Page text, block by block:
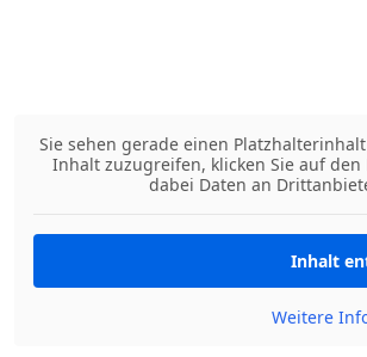
Sie sehen gerade einen
Inhalt zuzugreifen, klicken Sie auf
dabei Daten an
Inhalt
Weitere